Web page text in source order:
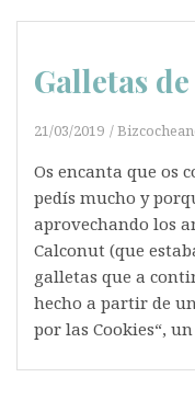
Galletas
21/03/2019
Os encanta que os
pedís mucho y
aprovechando los
Calconut (que
galletas que a
hecho a partir de
por las Cookies“,